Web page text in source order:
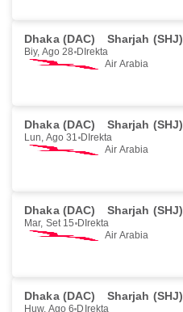
Dhaka (DAC) Sharjah (SHJ)
Biy, Ago 28 DIrekta
Air Arabia
Dhaka (DAC) Sharjah (SHJ)
Lun, Ago 31 DIrekta
Air Arabia
Dhaka (DAC) Sharjah (SHJ)
Mar, Set 15 DIrekta
Air Arabia
Dhaka (DAC) Sharjah (SHJ)
Huw, Ago 6 DIrekta